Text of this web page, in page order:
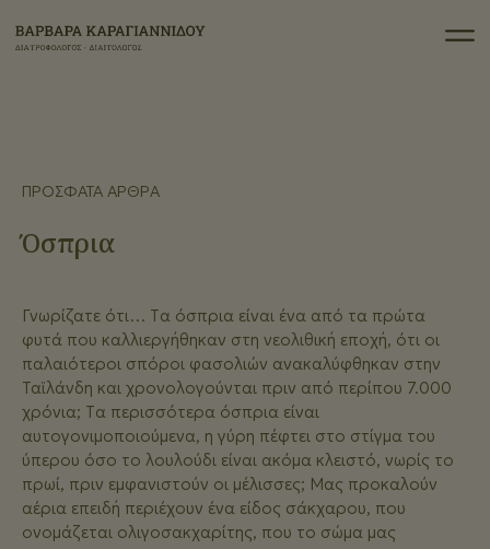
ΠΡΌΣΦΑΤΑ ΆΡΘΡΑ
Όσπρια
Γνωρίζατε ότι… Tα όσπρια είναι ένα από τα πρώτα
φυτά που καλλιεργήθηκαν στη νεολιθική εποχή, ότι οι
παλαιότεροι σπόροι φασολιών ανακαλύφθηκαν στην
Ταϊλάνδη και χρονολογούνται πριν από περίπου 7.000
χρόνια; Tα περισσότερα όσπρια είναι
αυτογονιμοποιούμενα, η γύρη πέφτει στο στίγμα του
ύπερου όσο το λουλούδι είναι ακόμα κλειστό, νωρίς το
πρωί, πριν εμφανιστούν οι μέλισσες; Μας προκαλούν
αέρια επειδή περιέχουν ένα είδος σάκχαρου, που
ονομάζεται ολιγοσακχαρίτης, που το σώμα μας